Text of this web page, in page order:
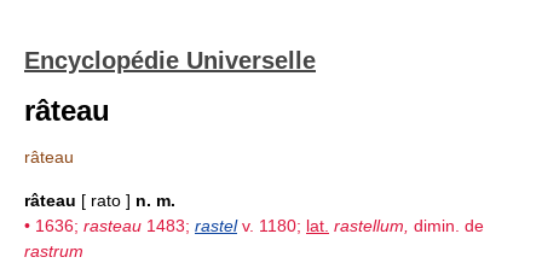
Encyclopédie Universelle
râteau
râteau
râteau [ rato ] n. m.
• 1636; rasteau 1483; rastelv. 1180; lat. rastellum, dimin. de
rastrum